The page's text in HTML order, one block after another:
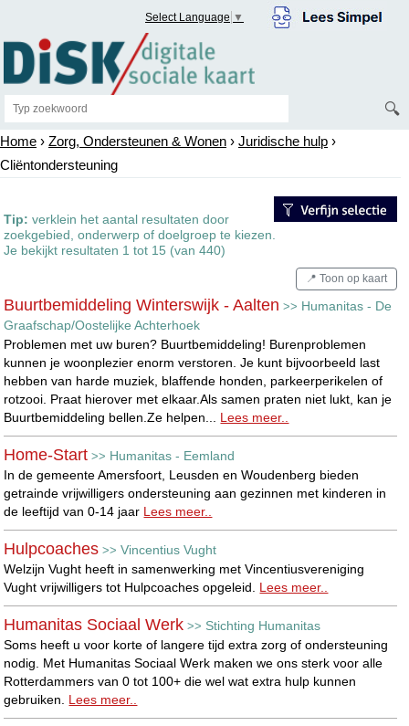
Select Language ▼
🔍
Home › Zorg, Ondersteunen & Wonen › Juridische hulp ›
Cliëntondersteuning
Tip: verklein het aantal resultaten door
zoekgebied, onderwerp of doelgroep te kiezen.
Je bekijkt resultaten 1 tot 15 (van 440)
📍 Toon op kaart
Buurtbemiddeling Winterswijk - Aalten >> Humanitas - De
Graafschap/Oostelijke Achterhoek
Problemen met uw buren? Buurtbemiddeling! Burenproblemen
kunnen je woonplezier enorm verstoren. Je kunt bijvoorbeeld last
hebben van harde muziek, blaffende honden, parkeerperikelen of
rotzooi. Praat hierover met elkaar.Als samen praten niet lukt, kan je
Buurtbemiddeling bellen.Ze helpen... Lees meer..
Home-Start >> Humanitas - Eemland
In de gemeente Amersfoort, Leusden en Woudenberg bieden
getrainde vrijwilligers ondersteuning aan gezinnen met kinderen in
de leeftijd van 0-14 jaar Lees meer..
Hulpcoaches >>Vincentius Vught
Welzijn Vught heeft in samenwerking met Vincentiusvereniging
Vught vrijwilligers tot Hulpcoaches opgeleid. Lees meer..
Humanitas Sociaal Werk >> Stichting Humanitas
Soms heeft u voor korte of langere tijd extra zorg of ondersteuning
nodig. Met Humanitas Sociaal Werk maken we ons sterk voor alle
Rotterdammers van 0 tot 100+ die wel wat extra hulp kunnen
gebruiken. Lees meer..